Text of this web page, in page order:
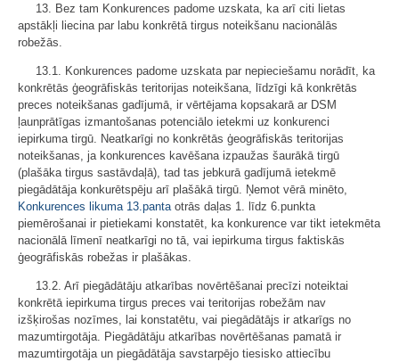
13. Bez tam Konkurences padome uzskata, ka arī citi lietas
apstākļi liecina par labu konkrētā tirgus noteikšanu nacionālās
robežās.
13.1. Konkurences padome uzskata par nepieciešamu norādīt, ka
konkrētās ģeogrāfiskās teritorijas noteikšana, līdzīgi kā konkrētās
preces noteikšanas gadījumā, ir vērtējama kopsakarā ar DSM
ļaunprātīgas izmantošanas potenciālo ietekmi uz konkurenci
iepirkuma tirgū. Neatkarīgi no konkrētās ģeogrāfiskās teritorijas
noteikšanas, ja konkurences kavēšana izpaužas šaurākā tirgū
(plašāka tirgus sastāvdaļā), tad tas jebkurā gadījumā ietekmē
piegādātāja konkurētspēju arī plašākā tirgū. Ņemot vērā minēto,
Konkurences likuma 13.panta otrās daļas 1. līdz 6.punkta
piemērošanai ir pietiekami konstatēt, ka konkurence var tikt ietekmēta
nacionālā līmenī neatkarīgi no tā, vai iepirkuma tirgus faktiskās
ģeogrāfiskās robežas ir plašākas.
13.2. Arī piegādātāju atkarības novērtēšanai precīzi noteiktai
konkrētā iepirkuma tirgus preces vai teritorijas robežām nav
izšķirošas nozīmes, lai konstatētu, vai piegādātājs ir atkarīgs no
mazumtirgotāja. Piegādātāju atkarības novērtēšanas pamatā ir
mazumtirgotāja un piegādātāja savstarpējo tiesisko attiecību